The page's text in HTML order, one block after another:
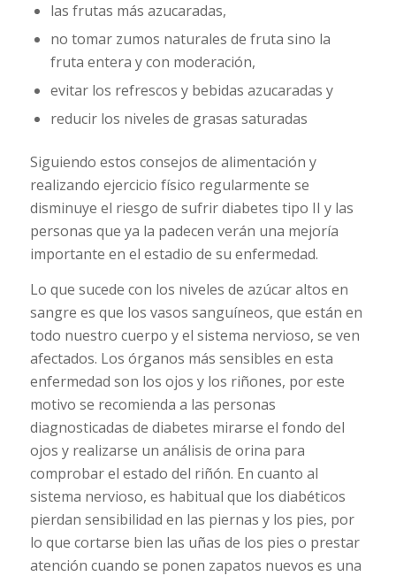
las frutas más azucaradas,
no tomar zumos naturales de fruta sino la
fruta entera y con moderación,
evitar los refrescos y bebidas azucaradas y
reducir los niveles de grasas saturadas
Siguiendo estos consejos de alimentación y
realizando ejercicio físico regularmente se
disminuye el riesgo de sufrir diabetes tipo II y las
personas que ya la padecen verán una mejoría
importante en el estadio de su enfermedad.
Lo que sucede con los niveles de azúcar altos en
sangre es que los vasos sanguíneos, que están en
todo nuestro cuerpo y el sistema nervioso, se ven
afectados. Los órganos más sensibles en esta
enfermedad son los ojos y los riñones, por este
motivo se recomienda a las personas
diagnosticadas de diabetes mirarse el fondo del
ojos y realizarse un análisis de orina para
comprobar el estado del riñón. En cuanto al
sistema nervioso, es habitual que los diabéticos
pierdan sensibilidad en las piernas y los pies, por
lo que cortarse bien las uñas de los pies o prestar
atención cuando se ponen zapatos nuevos es una